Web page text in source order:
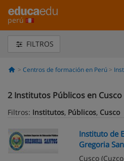
perú
FILTROS
Centros de formación en Perú
2 Institutos Públicos en Cusco
Filtros: Institutos, Públicos, Cusco
Instituto de
Gregoria
Cusco